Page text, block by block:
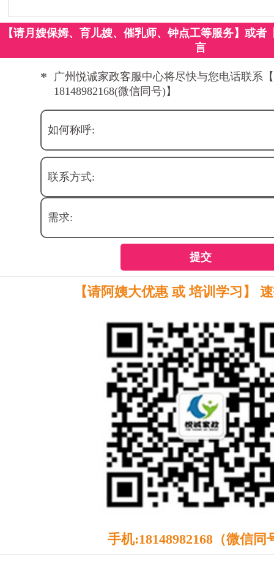
【请月嫂保姆、育儿嫂、催乳师、钟点工等服务】或者
言
*
广州悦诚家政客服中心将尽快与您电话联系
18148982168(微信同号)】
如何称呼:
联系方式:
需求:
提交
【请阿姨大优惠 或 培训学习】
手机:18148982168（微信同